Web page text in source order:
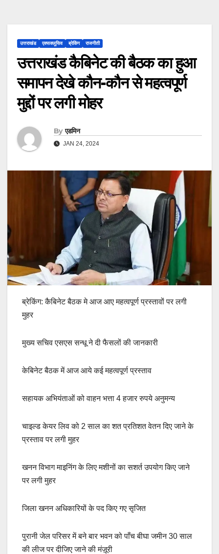
उत्तराखंड एक्सक्लूसिव ब्रेकिंग राजनीती
उत्तराखंड कैबिनेट की बैठक का हुआ
समापन देखे कौन-कौन से महत्वपूर्ण
मुद्दों पर लगी मोहर
By एडमिन
JAN 24, 2024
ब्रेकिंग: कैबिनेट बैठक मे आज आए महत्वपूर्ण प्रस्तावों पर लगी
मुहर
मुख्य सचिव एसएस सन्धू ने दी फैसलों की जानकारी
केबिनेट बैठक में आज आये कई महत्वपूर्ण प्रस्ताव
सहायक अभियंताओं को वाहन भत्ता 4 हजार रुपये अनुमन्य
चाइल्ड केयर लिव को 2 साल का शत प्रतिशत वेतन दिए जाने के
प्रस्ताव पर लगी मुहर
खनन विभाग माइनिंग के लिए मशीनों का सशर्त उपयोग किए जाने
पर लगी मुहर
जिला खनन अधिकारियों के पद किए गएसृजित
पुरानी जेल परिसर में बने बार भवन को पाँच बीघा जमीन 30 साल
की लीज पर दीजिए जाने की मंज़ूरी